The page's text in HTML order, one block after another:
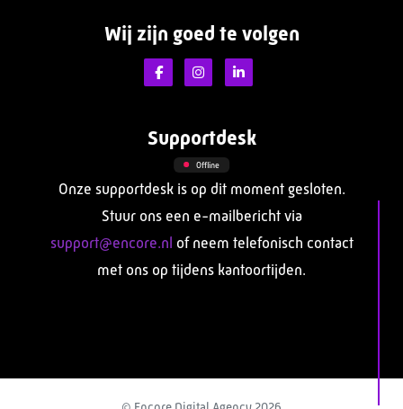
Wij zijn goed te volgen
Offline
Supportdesk
Onze supportdesk is op dit moment gesloten.
Stuur ons een e-mailbericht via
support@encore.nl of neem telefonisch contact
met ons op tijdens kantoortijden.